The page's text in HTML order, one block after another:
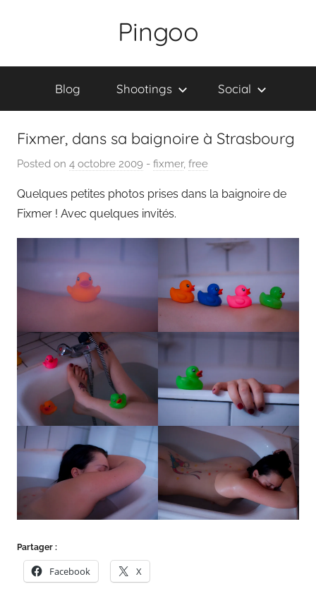
Pingoo
Blog Shootings Social
Fixmer, dans sa baignoire à Strasbourg
Posted on 4 octobre 2009 b
P
a
i
- fixmer, free
Quelques petites photos prises dans la baignoire de
Fixmer ! Avec quelques invités.
Partager :
Facebook X